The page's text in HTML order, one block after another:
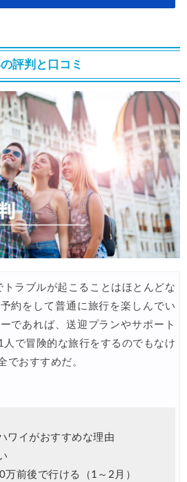
ツアー 最大30,000円OFFクーポン
券(セントレア発) 最大7,000円OFFクーポ
(スーパーサマーセール)
円OFFクーポン
ス便(航空券+ホテル) 最大120,000円OFFク
イツ航空便(航空券+ホテル) 最大120,000円OFFク
空便(航空券+ホテル) 最大120,000円OFFク
航空便(航空券+ホテル) 最大120,000円OFFク
空便(航空券+ホテル) 最大40,000円OFFクー
便(航空券+ホテル) 最大40,000円OFFク
(航空券+ホテル) 最大40,000円OFFクー
ライン便(航空券) 最大20,000円OFFクー
券+ホテル・ソウル行き) 最大28,000円OFFク
の評判と口コミ
トラブルが起こることはほとんどな
約をして普通に旅行を楽しんでい
であれば、送迎プランやサポート
人で冒険的な旅行をするのでもなけ
でおすすめだ。
ワイがおすすめな理由
万前後で行ける（1～2月）